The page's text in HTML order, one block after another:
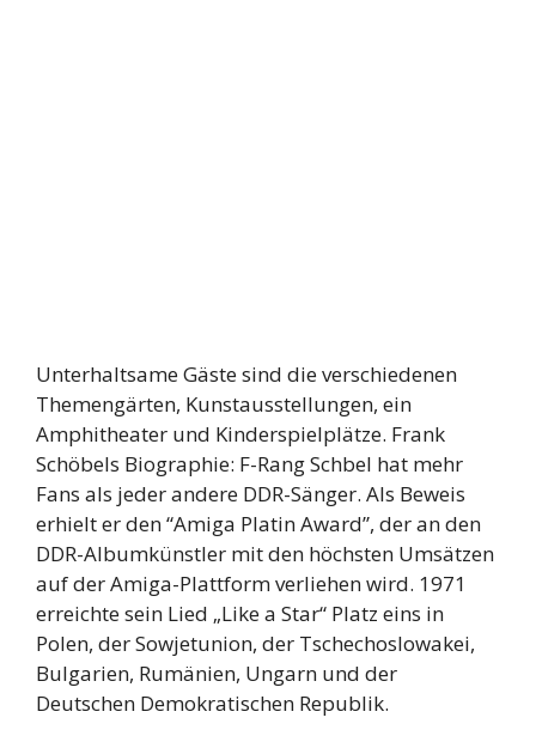
Unterhaltsame Gäste sind die verschiedenen
Themengärten, Kunstausstellungen, ein
Amphitheater und Kinderspielplätze. Frank
Schöbels Biographie: F-Rang Schbel hat mehr
Fans als jeder andere DDR-Sänger. Als Beweis
erhielt er den “Amiga Platin Award”, der an den
DDR-Albumkünstler mit den höchsten Umsätzen
auf der Amiga-Plattform verliehen wird. 1971
erreichte sein Lied „Like a Star“ Platz eins in
Polen, der Sowjetunion, der Tschechoslowakei,
Bulgarien, Rumänien, Ungarn und der
Deutschen Demokratischen Republik.